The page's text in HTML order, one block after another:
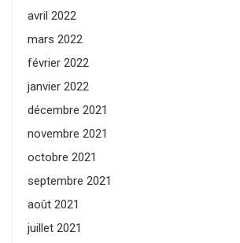
avril 2022
mars 2022
février 2022
janvier 2022
décembre 2021
novembre 2021
octobre 2021
septembre 2021
août 2021
juillet 2021